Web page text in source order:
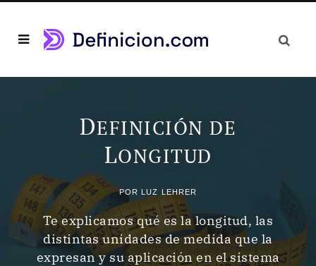
DEFINICIÓN DE
LONGITUD
POR LUZ LEHRER
Te explicamos qué es la longitud, las
distintas unidades de medida que la
expresan y su aplicación en el sistema